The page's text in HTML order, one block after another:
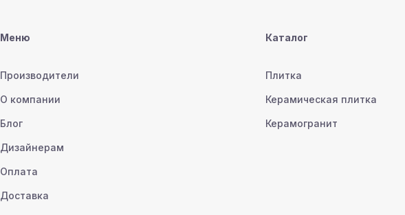
Меню
Производители
О компании
Блог
Дизайнерам
Оплата
Доставка
Каталог
Плитка
Керамическая плитка
Керамогранит